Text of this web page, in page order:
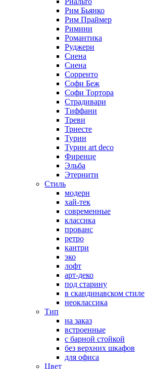
Рим Бьянко
Рим Праймер
Римини
Романтика
Руджери
Сиена
Сиена
Сорренто
Софи Беж
Софи Тортора
Страдивари
Тиффани
Треви
Триесте
Турин
Турин art deco
Фиренце
Эльба
Этернити
Стиль
модерн
хай-тек
современные
классика
прованс
ретро
кантри
эко
лофт
арт-деко
под старину
в скандинавском стиле
неоклассика
Тип
на заказ
встроенные
с барной стойкой
без верхних шкафов
для офиса
Цвет